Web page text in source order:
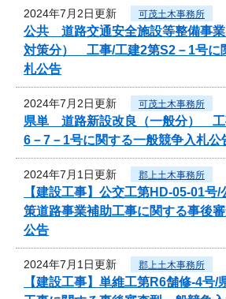
2024年7月2日更新 可茂土木事務所
公共 道路交通安全施設等整備事
対策分） 工事/工建2第S2－1号に
札公告
2024年7月2日更新 可茂土木事務所
県単 道路新設改良（一般分） 工
6－7－1号に関する一般競争入札公
2024年7月1日更新 郡上土木事務所
【建設工事】公交工第HD-05-01
策道路事業補助工事に関する事後
公告
2024年7月1日更新 郡上土木事務所
【建設工事】単維工第R6舗修-4